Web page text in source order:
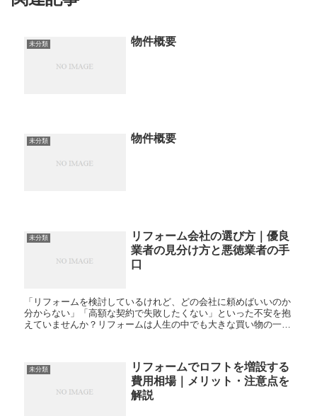
未分類 物件概要
未分類 物件概要
未分類
リフォーム会社の選び方｜優良
業者の見分け方と悪徳業者の手
口
「リフォームを検討しているけれど、どの会社に頼めばいいのか
分からない」「高額な契約で失敗したくない」といった不安を抱
えていませんか？リフォームは人生の中でも大きな買い物の一つ
未分類
リフォームでロフトを増設する
費用相場｜メリット・注意点を
解説